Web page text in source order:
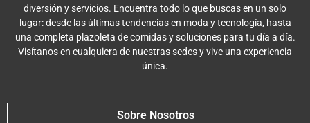
diversión y servicios. Encuentra todo lo que buscas en un solo
lugar: desde las últimas tendencias en moda y tecnología, hasta
una completa plazoleta de comidas y soluciones para tu día a día.
Visítanos en cualquiera de nuestras sedes y vive una experiencia
única.
Sobre Nosotros